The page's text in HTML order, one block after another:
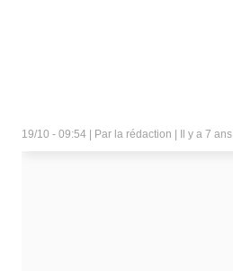
19/10 - 09:54 | Par la rédaction | Il y a 7 ans